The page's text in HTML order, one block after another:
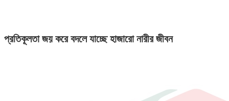
প্রতিকূলতা জয় করে বদলে যাচ্ছে হাজারো নারীর জীবন